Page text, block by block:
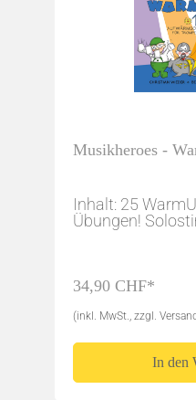
Musikheroes -
Inhalt: 25 WarmUp-Compilations à 3
Übungen!
34,90 CHF*
(inkl. MwSt., zzgl.
In den